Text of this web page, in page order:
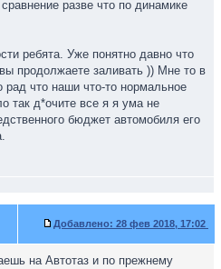
разве что по динамике
ребята. Уже понятно давно что
продолжаете заливать )) Мне то в
рад что наши что-то нормальное
так д*очите все я я ума не
бюджет автомобиля его
Добавлено: 28 фев 2018, 17:02
на Автотаз и по прежнему